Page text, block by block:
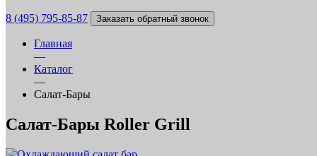
8 (495) 795-85-87 Заказать обратный звонок
Главная
—
Каталог
—
Салат-Бары
Салат-Бары Roller Grill